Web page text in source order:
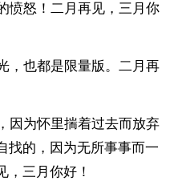
怒！二月再见，三月你
也都是限量版。二月再
为怀里揣着过去而放弃
找的，因为无所事事而一
，三月你好！